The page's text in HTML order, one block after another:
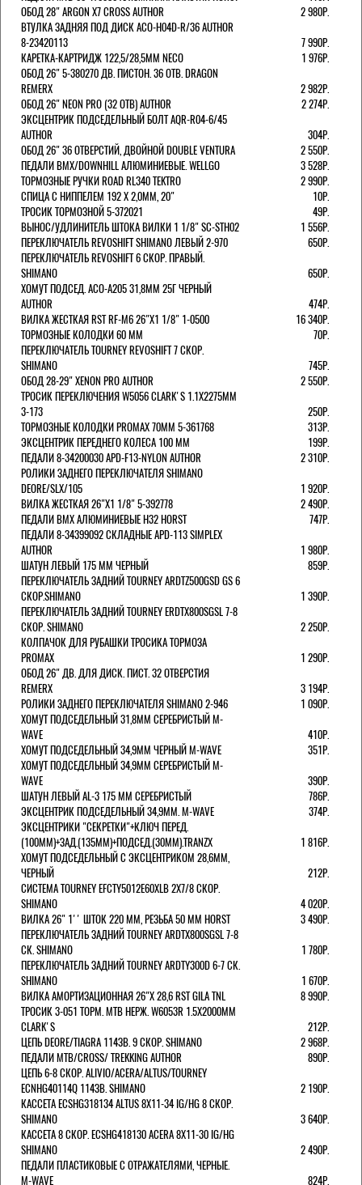
ОБОД 28" ARGON X7 CROSS AUTHOR
2 980Р.
ВТУЛКА ЗАДНЯЯ ПОД ДИСК ACO-H04D-R/36 AUTHOR
8-23420113
7 990Р.
КАРЕТКА-КАРТРИДЖ 122,5/28,5ММ NECO
1 976Р.
ОБОД 26" 5-380270 ДВ. ПИСТОН. 36 ОТВ. DRAGON
REMERX
2 982Р.
ОБОД 26" NEON PRO (32 ОТВ) AUTHOR
2 274Р.
ЭКСЦЕНТРИК ПОДСЕДЕЛЬНЫЙ БОЛТ AQR-R04-6/45
AUTHOR
304Р.
ОБОД 26" 36 ОТВЕРСТИЙ, ДВОЙНОЙ DOUBLE VENTURA
2 550Р.
ПЕДАЛИ BMX/DOWNHILL АЛЮМИНИЕВЫЕ. WELLGO
3 528Р.
ТОРМОЗНЫЕ РУЧКИ ROAD RL340 TEKTRO
2 990Р.
СПИЦА С НИППЕЛЕМ 192 Х 2,0ММ, 20"
10Р.
ТРОСИК ТОРМОЗНОЙ 5-372021
49Р.
ВЫНОС/УДЛИНИТЕЛЬ ШТОКА ВИЛКИ 1 1/8" SC-STH02
1 556Р.
ПЕРЕКЛЮЧАТЕЛЬ REVOSHIFT SHIMANO ЛЕВЫЙ 2-970
650Р.
ПЕРЕКЛЮЧАТЕЛЬ REVOSHIFT 6 СКОР. ПРАВЫЙ.
SHIMANO
650Р.
ХОМУТ ПОДСЕД. ACO-A205 31,8ММ 25Г ЧЕРНЫЙ
AUTHOR
474Р.
ВИЛКА ЖЕСТКАЯ RST RF-M6 26"Х1 1/8" 1-0500
16 340Р.
ТОРМОЗНЫЕ КОЛОДКИ 60 ММ
70Р.
ПЕРЕКЛЮЧАТЕЛЬ TOURNEY REVOSHIFT 7 СКОР.
SHIMANO
745Р.
ОБОД 28-29" XENON PRO AUTHOR
2 550Р.
ТРОСИК ПЕРЕКЛЮЧЕНИЯ W5056 CLARK'S 1.1Х2275ММ
3-173
250Р.
ТОРМОЗНЫЕ КОЛОДКИ PROMAX 70ММ 5-361768
313Р.
ЭКСЦЕНТРИК ПЕРЕДНЕГО КОЛЕСА 100 ММ
199Р.
ПЕДАЛИ 8-34200030 APD-F13-NYLON AUTHOR
2 310Р.
РОЛИКИ ЗАДНЕГО ПЕРЕКЛЮЧАТЕЛЯ SHIMANO
DEORE/SLX/105
1 920Р.
ВИЛКА ЖЕСТКАЯ 26"Х1 1/8" 5-392778
2 490Р.
ПЕДАЛИ BMX АЛЮМИНИЕВЫЕ H32 HORST
747Р.
ПЕДАЛИ 8-34399092 СКЛАДНЫЕ APD-113 SIMPLEX
AUTHOR
1 980Р.
ШАТУН ЛЕВЫЙ 175 ММ ЧЕРНЫЙ
859Р.
ПЕРЕКЛЮЧАТЕЛЬ ЗАДНИЙ TOURNEY ARDTZ500GSD GS 6
СКОР.SHIMANO
1 390Р.
ПЕРЕКЛЮЧАТЕЛЬ ЗАДНИЙ TOURNEY ERDTX800SGSL 7-8
СКОР. SHIMANO
2 250Р.
КОЛПАЧОК ДЛЯ РУБАШКИ ТРОСИКА ТОРМОЗА
PROMAX
1 290Р.
ОБОД 26" ДВ. ДЛЯ ДИСК. ПИСТ. 32 ОТВЕРСТИЯ
REMERX
3 194Р.
РОЛИКИ ЗАДНЕГО ПЕРЕКЛЮЧАТЕЛЯ SHIMANO 2-946
1 090Р.
ХОМУТ ПОДСЕДЕЛЬНЫЙ 31,8ММ СЕРЕБРИСТЫЙ M-
WAVE
410Р.
ХОМУТ ПОДСЕДЕЛЬНЫЙ 34,9ММ ЧЕРНЫЙ M-WAVE
351Р.
ХОМУТ ПОДСЕДЕЛЬНЫЙ 34,9ММ СЕРЕБРИСТЫЙ M-
WAVE
390Р.
ШАТУН ЛЕВЫЙ AL-3 175 ММ СЕРЕБРИСТЫЙ
786Р.
ЭКСЦЕНТРИК ПОДСЕДЕЛЬНЫЙ 34,9ММ. M-WAVE
374Р.
ЭКСЦЕНТРИКИ "СЕКРЕТКИ"+КЛЮЧ ПЕРЕД.
(100ММ)+ЗАД.(135ММ)+ПОДСЕД.(30ММ).TRANZX
1 816Р.
ХОМУТ ПОДСЕДЕЛЬНЫЙ С ЭКСЦЕНТРИКОМ 28,6ММ,
ЧЕРНЫЙ
212Р.
СИСТЕМА TOURNEY EFCTY5012E60XLB 2X7/8 СКОР.
SHIMANO
4 020Р.
ВИЛКА 26" 1'' ШТОК 220 ММ, РЕЗЬБА 50 ММ HORST
3 490Р.
ПЕРЕКЛЮЧАТЕЛЬ ЗАДНИЙ TOURNEY ARDTX800SGSL 7-8
СК. SHIMANO
1 780Р.
ПЕРЕКЛЮЧАТЕЛЬ ЗАДНИЙ TOURNEY ARDTY300D 6-7 СК.
SHIMANO
1 670Р.
ВИЛКА АМОРТИЗАЦИОННАЯ 26"Х 28,6 RST GILA TNL
8 990Р.
ТРОСИК 3-051 ТОРМ. MTB НЕРЖ. W6053R 1.5Х2000ММ
СLARK'S
212Р.
ЦЕПЬ DEORE/TIAGRA 114ЗВ. 9 СКОР. SHIMANO
2 968Р.
ПЕДАЛИ MTB/CROSS/ TREKKING AUTHOR
890Р.
ЦЕПЬ 6-8 СКОР. ALIVIO/ACERA/ALTUS/TOURNEY
ECNHG40114Q 114ЗВ. SHIMANO
2 190Р.
КАССЕТА ECSHG318134 ALTUS 8Х11-34 IG/HG 8 СКОР.
SHIMANO
3 640Р.
КАССЕТА 8 СКОР. ECSHG418130 ACERA 8Х11-30 IG/HG
SHIMANO
2 490Р.
ПЕДАЛИ ПЛАСТИКОВЫЕ С ОТРАЖАТЕЛЯМИ, ЧЕРНЫЕ.
M-WAVE
824Р.